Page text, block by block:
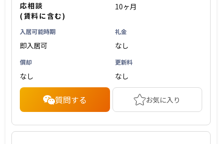
応相談
(賃料に含む)
10ヶ月
入居可能時期
即入居可
礼金
なし
償却
なし
更新料
なし
質問する お気に入り